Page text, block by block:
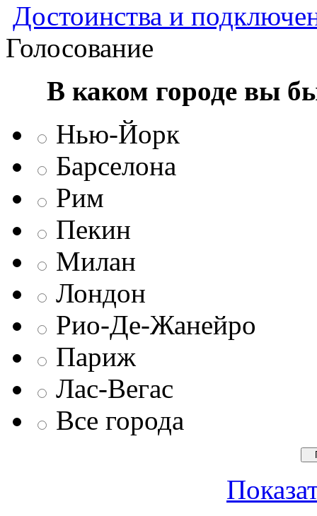
Достоинства и
Голосование
В каком городе вы
Нью-Йорк
Барселона
Рим
Пекин
Милан
Лондон
Рио-Де-Жанейро
Париж
Лас-Вегас
Все города